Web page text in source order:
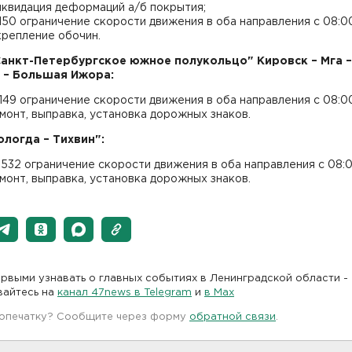
деформаций а/б покрытия;
ограничение скорости движения в оба направления с
обочин.
Петербургское южное полукольцо" Кировск – Мга –
– Большая Ижора:
ограничение скорости движения в оба направления с
выправка, установка дорожных знаков.
– Тихвин":
ограничение скорости движения в оба направления с
выправка, установка дорожных знаков.
узнавать о главных событиях в Ленинградской области -
на канал 47news в Telegram и в Maх
Сообщите через форму обратной связи